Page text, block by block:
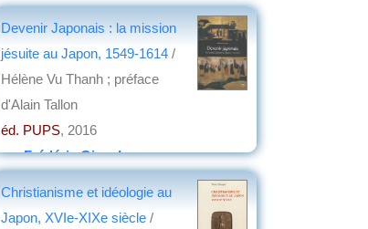
éd. Presses universitaires de Rennes,
Devenir Japonais : la mission
jésuite au Japon, 1549-1614 /
Hélène Vu Thanh ; préface
d'Alain Tallon
éd. PUPS, 2016
parFrédéric Girard
Christianisme et idéologie au
Japon, XVIe-XIXe siècle /